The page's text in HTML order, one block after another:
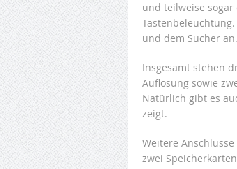
und teilweise sogar
und dem Sucher an.
Insgesamt stehen
Auflösung sowie
Natürlich gibt es
zeigt.
Weitere
zwei